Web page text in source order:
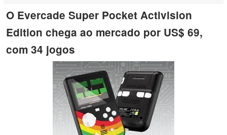
O Evercade Super Pocket Activision
Edition chega ao mercado por US$ 69,
com 34 jogos